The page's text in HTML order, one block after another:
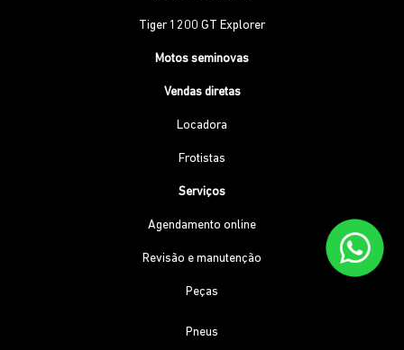
Tiger 1200 GT Explorer
Motos seminovas
Vendas diretas
Locadora
Frotistas
Serviços
Agendamento online
Revisão e manutenção
Peças
Pneus